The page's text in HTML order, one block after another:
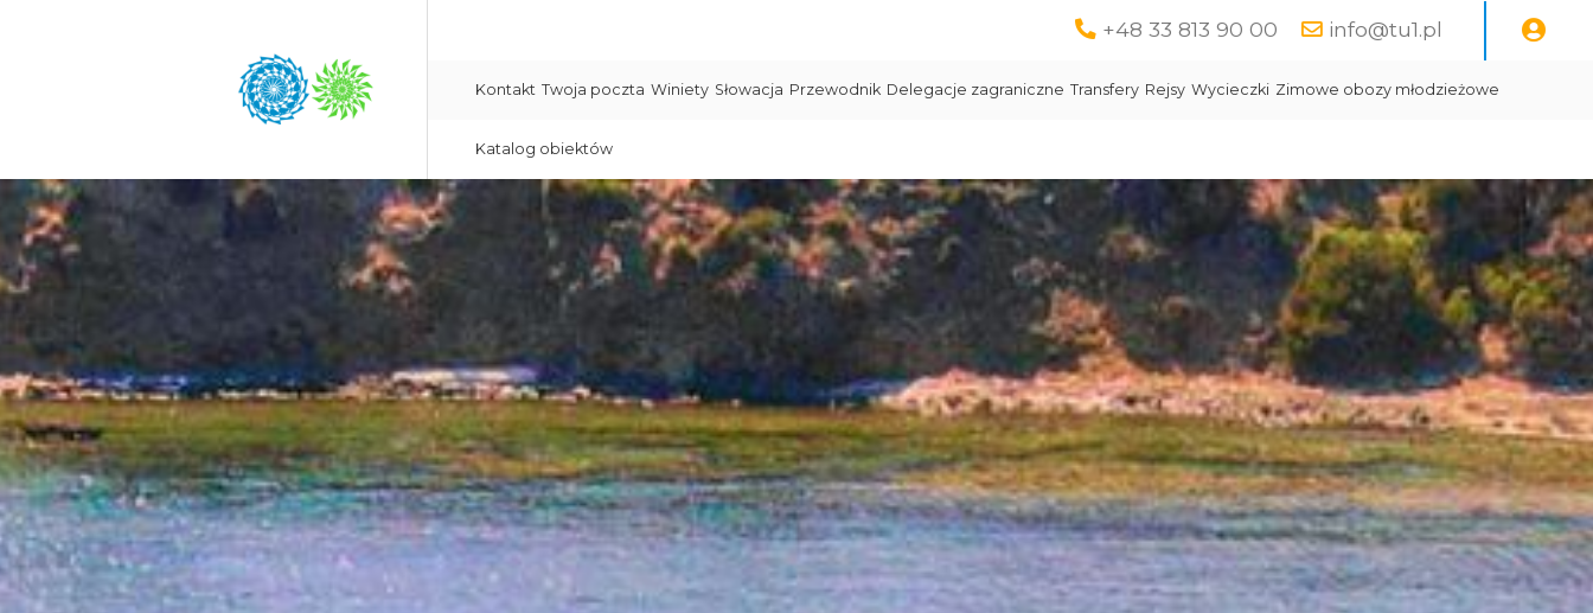
+48 33 813 90 00 info@tu1.pl
Kontakt Twoja poczta Winiety Słowacja Przewodnik Delegacje zagraniczne Transfery Rejsy Wycieczki Zimowe obozy młodzieżowe
Katalog obiektów